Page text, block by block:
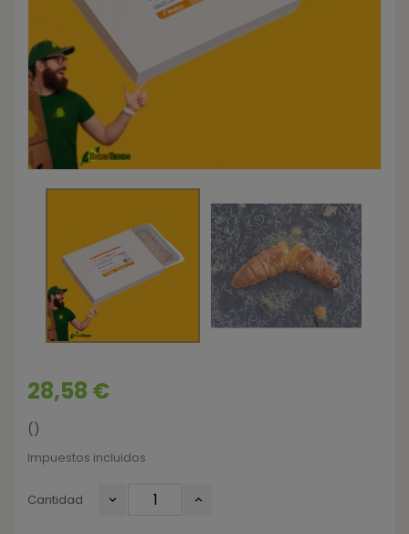
28,58 €
()
Impuestos incluidos
Cantidad